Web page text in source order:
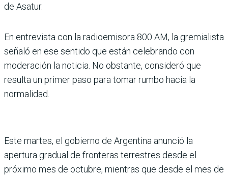
de Asatur.
En entrevista con la radioemisora 800 AM, la gremialista
señaló en ese sentido que están celebrando con
moderación la noticia. No obstante, consideró que
resulta un primer paso para tomar rumbo hacia la
normalidad.
Este martes, el gobierno de Argentina anunció la
apertura gradual de fronteras terrestres desde el
próximo mes de octubre, mientras que desde el mes de